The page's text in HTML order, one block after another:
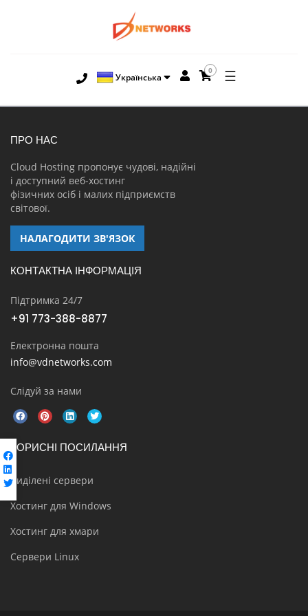
Українська
0 ☰
ПРО НАС
Cloud Hosting пропонує чудові, надійні
і доступний веб-хостинг
фізичних осіб і малих підприємств
світової.
НАЛАГОДИТИ ЗВ'ЯЗОК
КОНТАКТНА ІНФОРМАЦІЯ
Підтримка 24/7
+91 773-388-8877
Електронна пошта
info@vdnetworks.com
Слідуй за нами
КОРИСНІ ПОСИЛАННЯ
Виділені сервери
Хостинг для Windows
Хостинг для хмари
Сервери Linux